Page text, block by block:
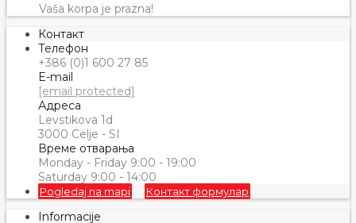
Vaša korpa je prazna!
Контакт
Телефон
+386 (0)1 600 27 85
E-mail
[email protected]
Адреса
Levstikova 1d
3000 Celje - SI
Време отварања
Monday - Friday 9:00 - 19:00
Saturday 9:00 - 14:00
Pogledaj na mapi Контакт формулар
Informacije